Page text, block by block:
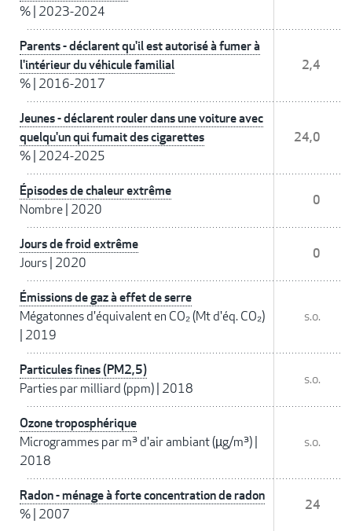
% 2023-2024
Parents - déclarent qu'il est autorisé à fumer à
l'intérieur du véhicule familial
% 2016-2017
2,4
Jeunes - déclarent rouler dans une voiture avec
quelqu'un qui fumait des cigarettes
% 2024-2025
24,0
Épisodes de chaleur extrême
Nombre 2020
0
Jours de froid extrême
Jours 2020
0
Émissions de gaz à effet de serre
Mégatonnes d'équivalent en CO₂ (Mt d'éq. CO₂)
2019
s.o.
Particules fines (PM2,5)
Parties par milliard (ppm) 2018
s.o.
Ozone troposphérique
Microgrammes par m³ d'air ambiant (µg/m³)
2018
s.o.
Radon - ménage à forte concentration de radon
% 2007
24